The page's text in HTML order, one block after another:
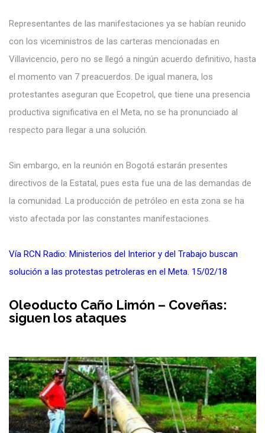
Representantes de las manifestaciones ya se habían reunido
con los viceministros de las carteras mencionadas en
Villavicencio, pero no se llegó a ningún acuerdo definitivo, hasta
el momento van 7 preacuerdos. De igual manera, los
protestantes aseguran que Ecopetrol, que tiene una presencia
productiva significativa en el Meta, no se ha pronunciado al
respecto para llegar a una solución.
Sin embargo, en la reunión en Bogotá estarán presentes
directivos de la Estatal, pues esta fue una de las demandas de
la comunidad. La producción de petróleo en esta zona se ha
visto afectada por las constantes manifestaciones.
Vía RCN Radio: Ministerios del Interior y del Trabajo buscan
solución a las protestas petroleras en el Meta. 15/02/18
Oleoducto Caño Limón – Coveñas:
siguen los ataques